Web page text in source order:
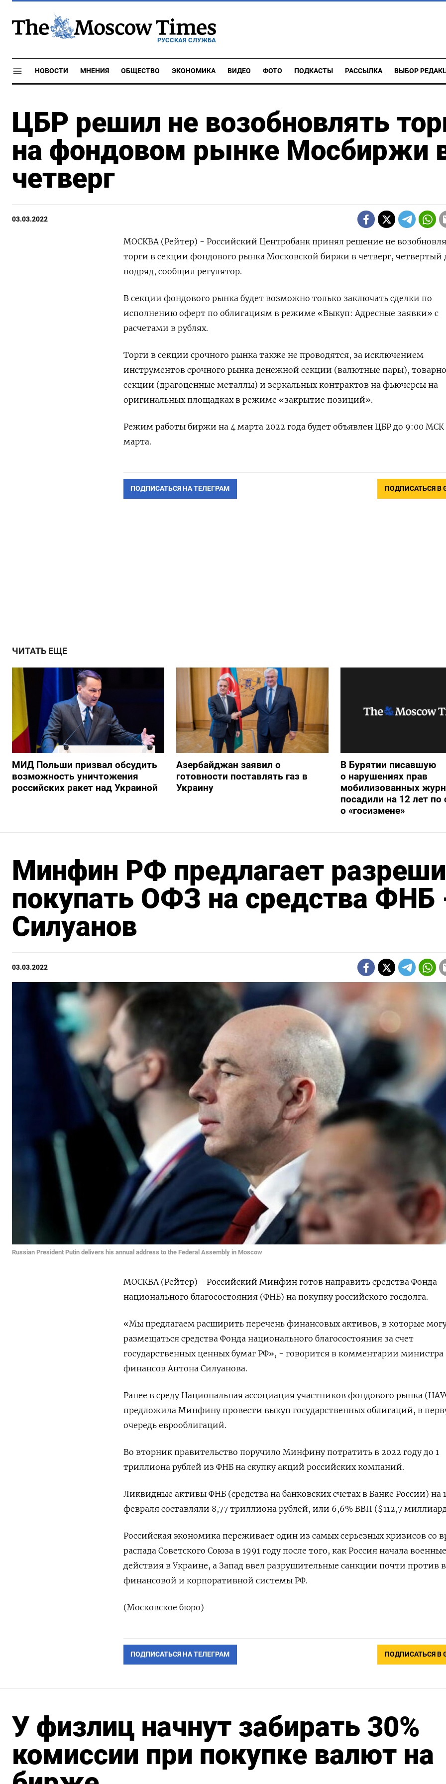
РУССКАЯ СЛУЖБА
НОВОСТИ МНЕНИЯ ОБЩЕСТВО ЭКОНОМИКА ВИДЕО ФОТО ПОДКАСТЫ РАССЫЛКА ВЫБОР
ЦБР решил не возобновлять
на фондовом рынке Мосбиржи
четверг
03.03.2022
МОСКВА (Рейтер) - Российский Центробанк принял решение не
торги в секции фондового рынка Московской биржи в четверг, четвертый
подряд, сообщил регулятор.
В секции фондового рынка будет возможно только заключать сделки по
исполнению оферт по облигациям в режиме «Выкуп: Адресные заявки» с
расчетами в рублях.
Торги в секции срочного рынка также не проводятся, за исключением
инструментов срочного рынка денежной секции (валютные пары),
секции (драгоценные металлы) и зеркальных контрактов на фьючерсы на
оригинальных площадках в режиме «закрытие позиций».
Режим работы биржи на 4 марта 2022 года будет объявлен ЦБР до 9:00 МСК
марта.
ПОДПИСАТЬСЯ НА ТЕЛЕГРАМ ПОДПИСАТЬСЯ В
ЧИТАТЬ ЕЩЕ
МИД Польши призвал обсудить
возможность уничтожения
российских ракет над Украиной
Азербайджан заявил о
готовности поставлять газ в
Украину
В Бурятии писавшую
о нарушениях прав
мобилизованных
посадили на 12 лет по
о «госизмене»
Минфин РФ предлагает
покупать ОФЗ на средства ФНБ
Силуанов
03.03.2022
Russian President Putin delivers his annual address to the Federal Assembly in Moscow
МОСКВА (Рейтер) - Российский Минфин готов направить средства Фонда
национального благосостояния (ФНБ) на покупку российского госдолга.
«Мы предлагаем расширить перечень финансовых активов, в которые
размещаться средства Фонда национального благосостояния за счет
государственных ценных бумаг РФ», - говорится в комментарии министра
финансов Антона Силуанова.
Ранее в среду Национальная ассоциация участников фондового рынка
предложила Минфину провести выкуп государственных облигаций, в
очередь еврооблигаций.
Во вторник правительство поручило Минфину потратить в 2022 году до 1
триллиона рублей из ФНБ на скупку акций российских компаний.
Ликвидные активы ФНБ (средства на банковских счетах в Банке России) на 1
февраля составляли 8,77 триллиона рублей, или 6,6% ВВП ($112,7
Российская экономика переживает один из самых серьезных кризисов со
распада Советского Союза в 1991 году после того, как Россия начала военные
действия в Украине, а Запад ввел разрушительные санкции почти против
финансовой и корпоративной системы РФ.
(Московское бюро)
ПОДПИСАТЬСЯ НА ТЕЛЕГРАМ ПОДПИСАТЬСЯ В
У физлиц начнут забирать 30%
комиссии при покупке валют на